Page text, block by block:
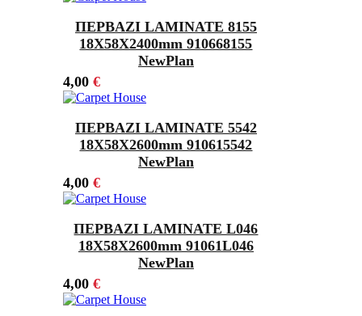
ΠΕΡΒΑΖΙ LAMINATE 8155
18Χ58X2400mm 910668155
NewPlan
4,00 €
ΠΕΡΒΑΖΙ LAMINATE 5542
18Χ58X2600mm 910615542
NewPlan
4,00 €
ΠΕΡΒΑΖΙ LAMINATE L046
18Χ58X2600mm 91061L046
NewPlan
4,00 €